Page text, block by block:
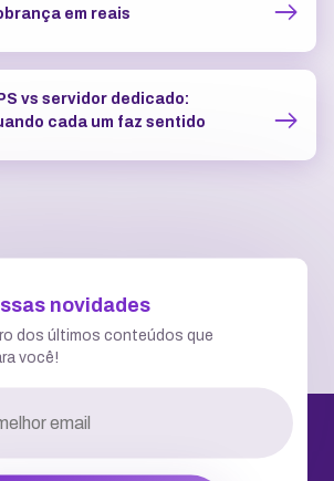
em reais
vs servidor dedicado:
cada um faz sentido
novidades
dos últimos conteúdos que
você!